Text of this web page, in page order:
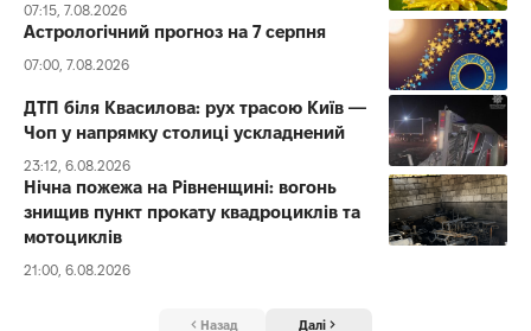
07:15, 7.08.2026
Астрологічний прогноз на 7 серпня
07:00, 7.08.2026
ДТП біля Квасилова: рух трасою Київ —
Чоп у напрямку столиці ускладнений
23:12, 6.08.2026
Нічна пожежа на Рівненщині: вогонь
знищив пункт прокату квадроциклів та
мотоциклів
21:00, 6.08.2026
Назад Далі